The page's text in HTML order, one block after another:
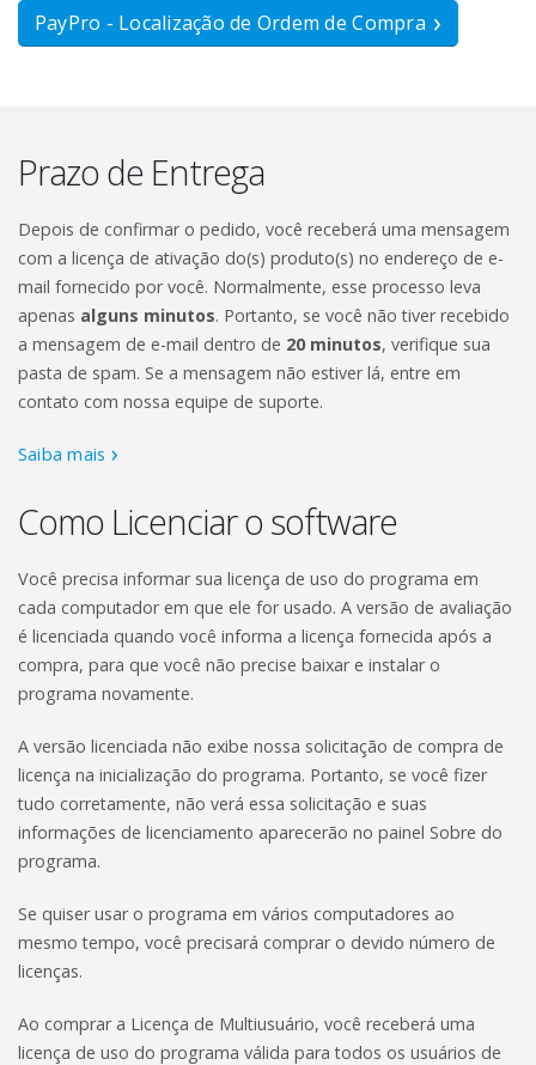
PayPro - Localização de Ordem de Compra
Prazo de Entrega
Depois de confirmar o pedido, você receberá uma mensagem
com a licença de ativação do(s) produto(s) no endereço de e-
mail fornecido por você. Normalmente, esse processo leva
apenas alguns minutos. Portanto, se você não tiver recebido
a mensagem de e-mail dentro de 20 minutos, verifique sua
pasta de spam. Se a mensagem não estiver lá, entre em
contato com nossa equipe de suporte.
Saiba mais
Como Licenciar o software
Você precisa informar sua licença de uso do programa em
cada computador em que ele for usado. A versão de avaliação
é licenciada quando você informa a licença fornecida após a
compra, para que você não precise baixar e instalar o
programa novamente.
A versão licenciada não exibe nossa solicitação de compra de
licença na inicialização do programa. Portanto, se você fizer
tudo corretamente, não verá essa solicitação e suas
informações de licenciamento aparecerão no painel Sobre do
programa.
Se quiser usar o programa em vários computadores ao
mesmo tempo, você precisará comprar o devido número de
licenças.
Ao comprar a Licença de Multiusuário, você receberá uma
licença de uso do programa válida para todos os usuários de